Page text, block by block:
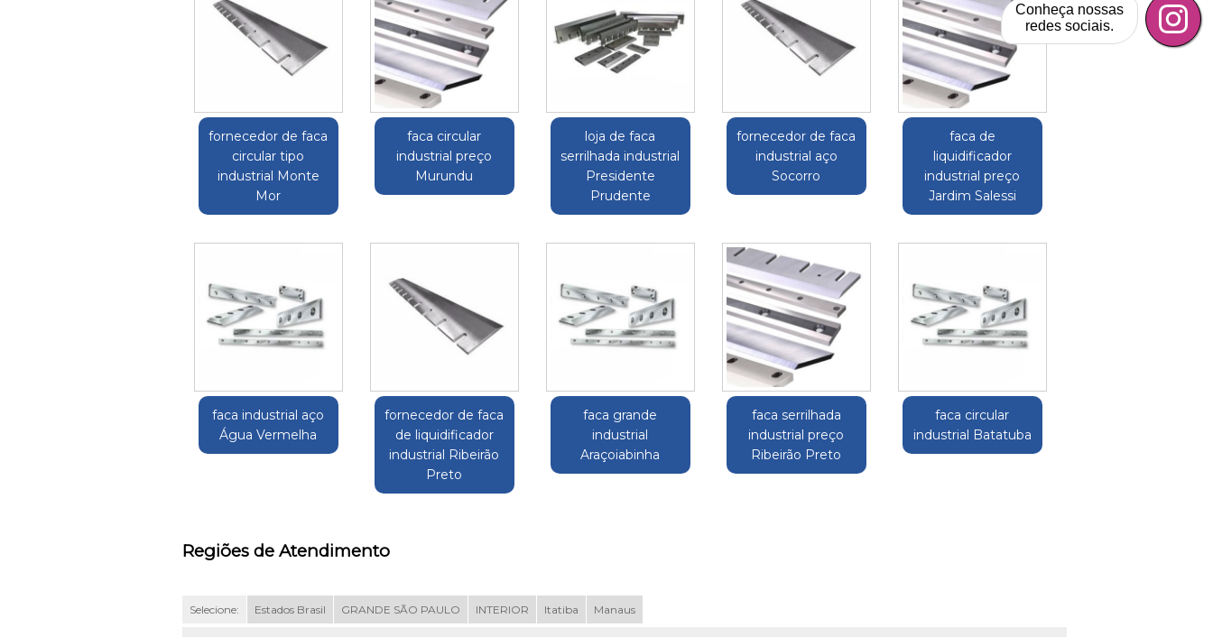
fornecedor de faca
circular tipo
industrial Monte
Mor
faca circular
industrial preço
Murundu
loja de faca
serrilhada industrial
Presidente
Prudente
fornecedor de faca
industrial aço
Socorro
faca de
liquidificador
industrial preço
Jardim Salessi
faca industrial aço
Água Vermelha
fornecedor de faca
de liquidificador
industrial Ribeirão
Preto
faca grande
industrial
Araçoiabinha
faca serrilhada
industrial preço
Ribeirão Preto
faca circular
industrial Batatuba
Regiões de Atendimento
Selecione: Estados Brasil GRANDE SÃO PAULO INTERIOR Itatiba Manaus
Conheça nossas
redes sociais.